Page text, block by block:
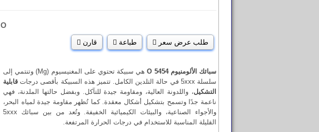
O
قارن طباعة طلب عرض سعر
سبائك الألومنيوم 5454 O
هي سبيكة تحتوي على المغنيسيوم (Mg) وتنتمي إلى
سلسلة 5xxx في حالة التلدين الكامل. تتميز هذه السبيكة بأقصى درجات
قابلية
التشكيل، واللدونة العالية، ومقاومة جيدة للتآكل. وبفضل حالتها الملدنة، فهي
ناعمة جدًا وتسمح بتشكيل أشكال معقدة. كما تُظهر مقاومة جيدة لمياه البحر،
والأجواء الصناعية، والبيئات الكيميائية الخفيفة. وتُعد من بين سبائك 5xxx
القليلة المناسبة للاستخدام في درجات الحرارة المرتفعة.